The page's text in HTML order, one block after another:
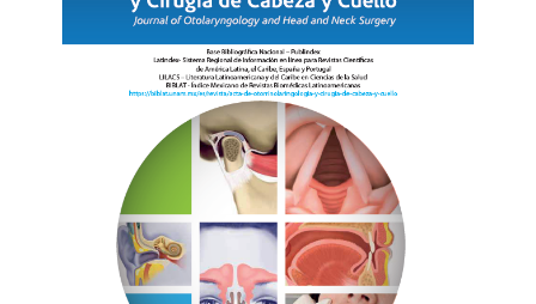
lateral
del
artículo